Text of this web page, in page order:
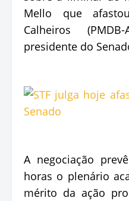
Mello que
Calheiros
presidente do
A negociação
horas o plenário
mérito da ação